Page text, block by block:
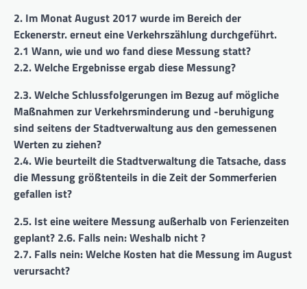
2. Im Monat August 2017 wurde im Bereich der
Eckenerstr. erneut eine Verkehrszählung durchgeführt.
2.1 Wann, wie und wo fand diese Messung statt?
2.2. Welche Ergebnisse ergab diese Messung?
2.3. Welche Schlussfolgerungen im Bezug auf mögliche
Maßnahmen zur Verkehrsminderung und -beruhigung
sind seitens der Stadtverwaltung aus den gemessenen
Werten zu ziehen?
2.4. Wie beurteilt die Stadtverwaltung die Tatsache, dass
die Messung größtenteils in die Zeit der Sommerferien
gefallen ist?
2.5. Ist eine weitere Messung außerhalb von Ferienzeiten
geplant? 2.6. Falls nein: Weshalb nicht ?
2.7. Falls nein: Welche Kosten hat die Messung im August
verursacht?